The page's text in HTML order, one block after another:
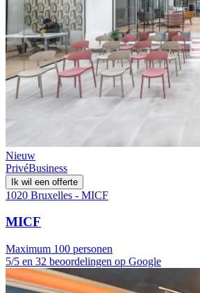
Nieuw
PrivéBusiness
Ik wil een offerte
1020 Bruxelles - MICF
MICF
Maximum 100 personen
5/5 en 32 beoordelingen op Google